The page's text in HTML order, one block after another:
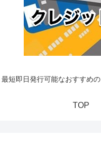
最短即日発行可能なおすすめ
TOP